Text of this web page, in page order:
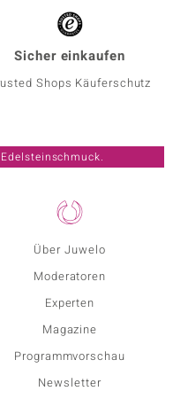
Über Juwelo
Moderatoren
Experten
Magazine
Programmvorschau
Newsletter
Sicher einkaufen
Shops Käuferschutz